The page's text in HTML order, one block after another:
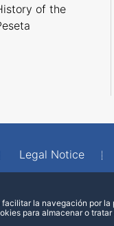
of the
Legal Notice
la navegación por
para almacenar o